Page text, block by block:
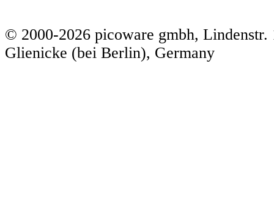
© 2000-2026 picoware gmbh, Lindenstr.
Glienicke (bei Berlin), Germany